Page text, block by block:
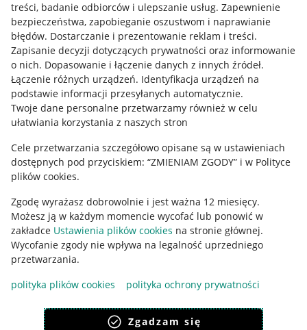
treści, badanie odbiorców i ulepszanie usług. Zapewnienie
bezpieczeństwa, zapobieganie oszustwom i naprawianie
błędów. Dostarczanie i prezentowanie reklam i treści.
Zapisanie decyzji dotyczących prywatności oraz informowanie
o nich. Dopasowanie i łączenie danych z innych źródeł.
Łączenie różnych urządzeń. Identyfikacja urządzeń na
podstawie informacji przesyłanych automatycznie.
Twoje dane personalne przetwarzamy również w celu
ułatwiania korzystania z naszych stron
Cele przetwarzania szczegółowo opisane są w ustawieniach
dostępnych pod przyciskiem: “ZMIENIAM ZGODY” i w Polityce
plików cookies.
Zgodę wyrażasz dobrowolnie i jest ważna 12 miesięcy.
Możesz ją w każdym momencie wycofać lub ponowić w
zakładce Ustawienia plików cookies na stronie głównej.
Wycofanie zgody nie wpływa na legalność uprzedniego
przetwarzania.
polityka plików cookies
polityka ochrony prywatności
Zgadzam się
Mapa miejscowości
Informacje prawne
Regulamin
Polityka plików "cookies"
Ustawienia plików "cookies"
Udostępnianie lokalizacji
Informacje dla Aktu o Usługach Cyfrowych
Pobierz aplikację